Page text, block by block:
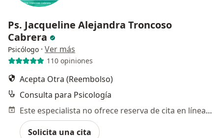
Ps. Jacqueline Alejandra Troncoso
Cabrera
Psicólogo · Ver más
110 opiniones
Acepta Otra (Reembolso)
Consulta para Psicología
Este especialista no ofrece reserva de cita en línea en esta dirección.
Solicita una cita